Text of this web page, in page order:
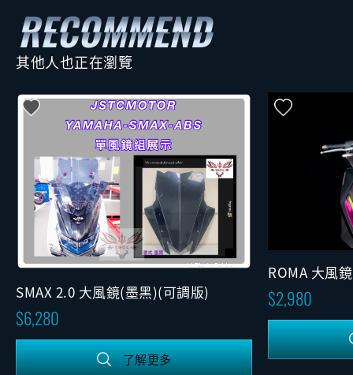
其他人也正在瀏覽
SMAX 2.0 大風鏡(墨黑)(可調版)
6,280
了解更多
ROMA 大風
2,980